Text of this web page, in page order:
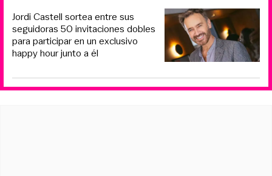
Jordi Castell sortea entre sus
seguidoras 50 invitaciones dobles
para participar en un exclusivo
happy hour junto a él